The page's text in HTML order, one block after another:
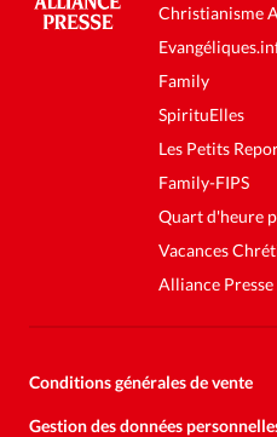
Christianisme
Family
SpirituElles
Les Petits
Family-FIPS
Quart d'heure
Vacances
Alliance Presse
Conditions générales de vente
Gestion des données